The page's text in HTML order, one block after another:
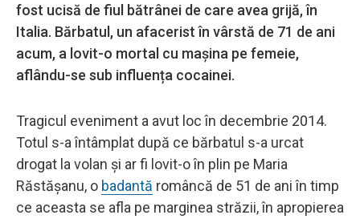
fost ucisă de fiul bătrânei de care avea grijă, în
Italia. Bărbatul, un afacerist în vârstă de 71 de ani
acum, a lovit-o mortal cu mașina pe femeie,
aflându-se sub influența cocainei.
Tragicul eveniment a avut loc în decembrie 2014.
Totul s-a întâmplat după ce bărbatul s-a urcat
drogat la volan și ar fi lovit-o în plin pe Maria
Răstășanu, o badantă româncă de 51 de ani în timp
ce aceasta se afla pe marginea străzii, în apropierea